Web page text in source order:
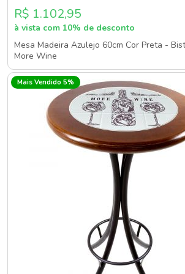
R$ 1.102,95
à vista com 10% de desconto
Mesa Madeira Azulejo 60cm Cor Preta -
More Wine
Mais Vendido 5%